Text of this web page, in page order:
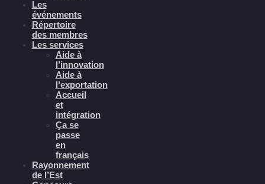
Les
événements
Répertoire
des membres
Les services
Aide à
l’innovation
Aide à
l’exportation
Accueil
et
intégration
Ça se
passe
en
français
Rayonnement
de l’Est